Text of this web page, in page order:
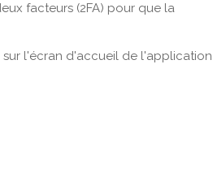
facteurs (2FA) pour que la
l'écran d'accueil de l'application